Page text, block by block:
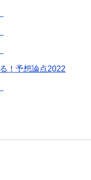
！予想論点2022